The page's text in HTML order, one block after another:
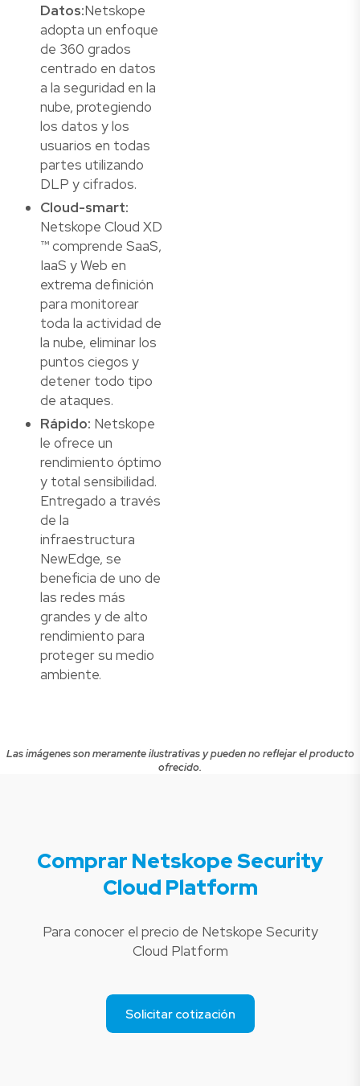
Datos:Netskope
adopta un enfoque
de 360 grados
centrado en datos
a la seguridad en la
nube, protegiendo
los datos y los
usuarios en todas
partes utilizando
DLP y cifrados.
Cloud-smart:
Netskope Cloud XD
™ comprende SaaS,
IaaS y Web en
extrema definición
para monitorear
toda la actividad de
la nube, eliminar los
puntos ciegos y
detener todo tipo
de ataques.
Rápido: Netskope
le ofrece un
rendimiento óptimo
y total sensibilidad.
Entregado a través
de la
infraestructura
NewEdge, se
beneficia de uno de
las redes más
grandes y de alto
rendimiento para
proteger su medio
ambiente.
Las imágenes son meramente ilustrativas y pueden no reflejar el producto
ofrecido.
Comprar Netskope Security
Cloud Platform
Para conocer el precio de Netskope Security
Cloud Platform
Solicitar cotización